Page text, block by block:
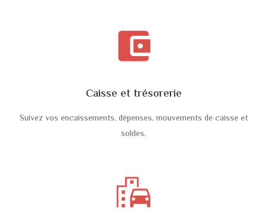
account_balance_wallet
Caisse et trésorerie
Suivez vos encaissements, dépenses, mouvements de caisse et
soldes.
emoji_transportation